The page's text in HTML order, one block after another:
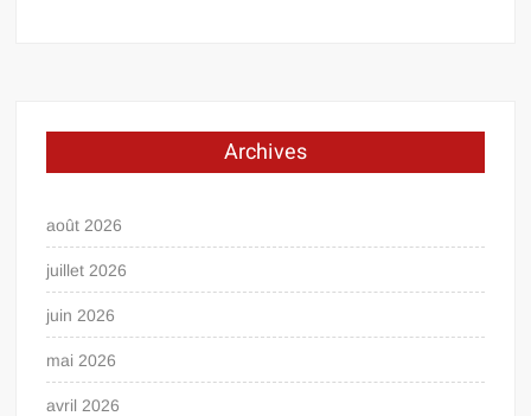
Archives
août 2026
juillet 2026
juin 2026
mai 2026
avril 2026